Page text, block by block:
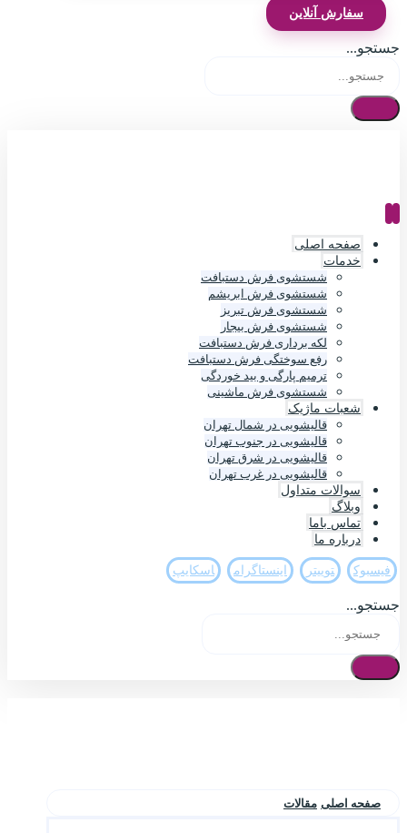
سفارش آنلاین
جستجو...
صفحه اصلی
خدمات
شستشوی فرش دستبافت
شستشوی فرش ابریشم
شستشوی فرش تبریز
شستشوی فرش بیجار
لکه برداری فرش دستبافت
رفع سوختگی فرش دستبافت
ترمیم پارگی و بید خوردگی
شستشوی فرش ماشینی
شعبات ماژیک
قالیشویی در شمال تهران
قالیشویی در جنوب تهران
قالیشویی در شرق تهران
قالیشویی در غرب تهران
سوالات متداول
وبلاگ
تماس باما
درباره ما
فيسبوک تويیتر اینستاگرام اسکایپ
جستجو...
صفحه اصلی مقالات